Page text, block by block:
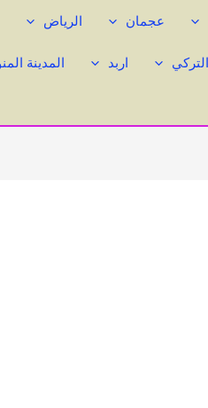
عجمان الرياض
اربد المدينة